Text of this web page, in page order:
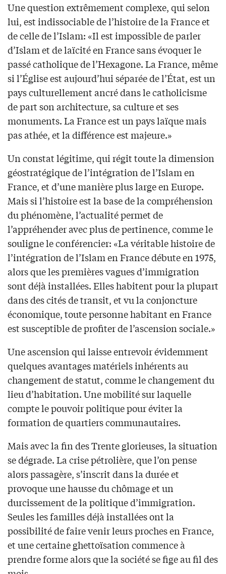
Une question extrêmement complexe, qui selon
lui, est indissociable de l’histoire de la France et
de celle de l’Islam: «Il est impossible de parler
d’Islam et de laïcité en France sans évoquer le
passé catholique de l’Hexagone. La France, même
si l’Église est aujourd’hui séparée de l’État, est un
pays culturellement ancré dans le catholicisme
de part son architecture, sa culture et ses
monuments. La France est un pays laïque mais
pas athée, et la différence est majeure.»
Un constat légitime, qui régit toute la dimension
géostratégique de l’intégration de l’Islam en
France, et d’une manière plus large en Europe.
Mais si l’histoire est la base de la compréhension
du phénomène, l’actualité permet de
l’appréhender avec plus de pertinence, comme le
souligne le conférencier: «La véritable histoire de
l’intégration de l’Islam en France débute en 1975,
alors que les premières vagues d’immigration
sont déjà installées. Elles habitent pour la plupart
dans des cités de transit, et vu la conjoncture
économique, toute personne habitant en France
est susceptible de profiter de l’ascension sociale.»
Une ascension qui laisse entrevoir évidemment
quelques avantages matériels inhérents au
changement de statut, comme le changement du
lieu d’habitation. Une mobilité sur laquelle
compte le pouvoir politique pour éviter la
formation de quartiers communautaires.
Mais avec la fin des Trente glorieuses, la situation
se dégrade. La crise pétrolière, que l’on pense
alors passagère, s’inscrit dans la durée et
provoque une hausse du chômage et un
durcissement de la politique d’immigration.
Seules les familles déjà installées ont la
possibilité de faire venir leurs proches en France,
et une certaine ghettoïsation commence à
prendre forme alors que la société se fige au fil des